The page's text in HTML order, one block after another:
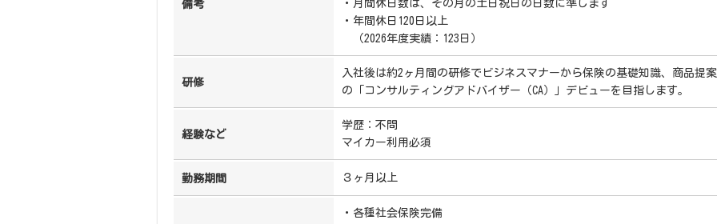
備考
・月間休日数は、その月の土日祝日の日数に準じます
・年間休日120日以上
（2026年度実績：123日）
研修
入社後は約2ヶ月間の研修でビジネスマナーから保険の基礎知識、商品提
の「コンサルティングアドバイザー（CA）」デビューを目指します。
経験など
学歴：不問
マイカー利用必須
勤務期間 ３ヶ月以上
・各種社会保険完備